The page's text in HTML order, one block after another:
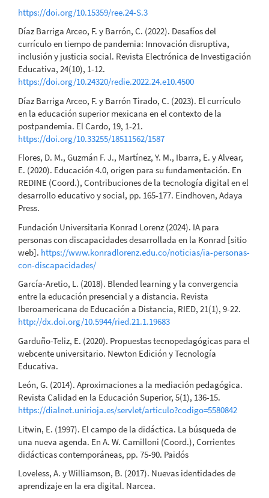
https://doi.org/10.15359/ree.24-S.3
Díaz Barriga Arceo, F. y Barrón, C. (2022). Desafíos del
currículo en tiempo de pandemia: Innovación disruptiva,
inclusión y justicia social. Revista Electrónica de Investigación
Educativa, 24(10), 1-12.
https://doi.org/10.24320/redie.2022.24.e10.4500
Díaz Barriga Arceo, F. y Barrón Tirado, C. (2023). El currículo
en la educación superior mexicana en el contexto de la
postpandemia. El Cardo, 19, 1-21.
https://doi.org/10.33255/18511562/1587
Flores, D. M., Guzmán F. J., Martínez, Y. M., Ibarra, E. y Alvear,
E. (2020). Educación 4.0, origen para su fundamentación. En
REDINE (Coord.), Contribuciones de la tecnología digital en el
desarrollo educativo y social, pp. 165-177. Eindhoven, Adaya
Press.
Fundación Universitaria Konrad Lorenz (2024). IA para
personas con discapacidades desarrollada en la Konrad [sitio
web]. https://www.konradlorenz.edu.co/noticias/ia-personas-
con-discapacidades/
García-Aretio, L. (2018). Blended learning y la convergencia
entre la educación presencial y a distancia. Revista
Iberoamericana de Educación a Distancia, RIED, 21(1), 9-22.
http://dx.doi.org/10.5944/ried.21.1.19683
Garduño-Teliz, E. (2020). Propuestas tecnopedagógicas para el
webcente universitario. Newton Edición y Tecnología
Educativa.
León, G. (2014). Aproximaciones a la mediación pedagógica.
Revista Calidad en la Educación Superior, 5(1), 136-15.
https://dialnet.unirioja.es/servlet/articulo?codigo=5580842
Litwin, E. (1997). El campo de la didáctica. La búsqueda de
una nueva agenda. En A. W. Camilloni (Coord.), Corrientes
didácticas contemporáneas, pp. 75-90. Paidós
Loveless, A. y Williamson, B. (2017). Nuevas identidades de
aprendizaje en la era digital. Narcea.